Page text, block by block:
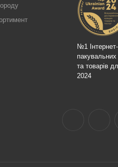
№1
пакувальних
та товарів
2024